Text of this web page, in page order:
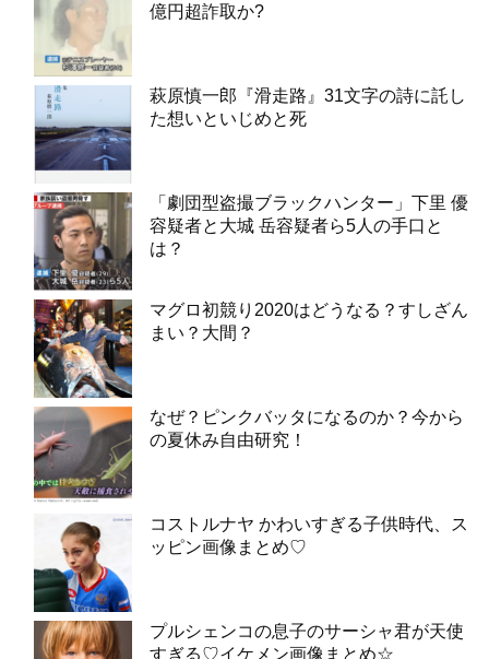
億円超詐取か?
萩原慎一郎『滑走路』31文字の詩に託し
た想いといじめと死
「劇団型盗撮ブラックハンター」下里 優
容疑者と大城 岳容疑者ら5人の手口と
は？
マグロ初競り2020はどうなる？すしざん
まい？大間？
なぜ？ピンクバッタになるのか？今から
の夏休み自由研究！
コストルナヤ かわいすぎる子供時代、ス
ッピン画像まとめ♡
プルシェンコの息子のサーシャ君が天使
すぎる♡イケメン画像まとめ☆